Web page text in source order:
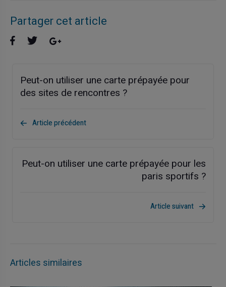
Partager cet article
Peut-on utiliser une carte prépayée pour
des sites de rencontres ?
Article précédent
Peut-on utiliser une carte prépayée pour les
paris sportifs ?
Article suivant
Articles similaires